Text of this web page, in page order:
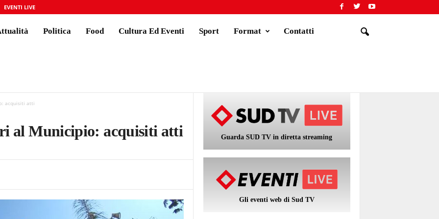
EVENTI LIVE
Politica Food Cultura Ed Eventi Sport Format Contatti
acquisiti atti
al Municipio: acquisiti atti Guarda SUD TV in diretta streaming
Gli eventi web di Sud TV